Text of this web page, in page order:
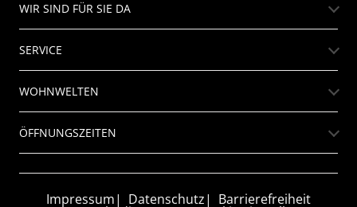
WIR SIND FÜR SIE DA
SERVICE
WOHNWELTEN
ÖFFNUNGSZEITEN
Impressum Datenschutz Barrierefreiheit